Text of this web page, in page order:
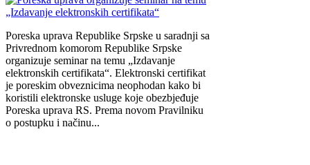
Poreska uprava Republike Srpske u saradnji sa
Privrednom komorom Republike Srpske
organizuje seminar na temu „Izdavanje
elektronskih certifikata“. Elektronski certifikat
je poreskim obveznicima neophodan kako bi
koristili elektronske usluge koje obezbjeđuje
Poreska uprava RS. Prema novom Pravilniku
o postupku i načinu...